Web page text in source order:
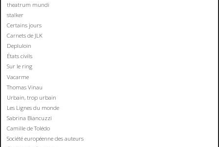
theatrum mundi
stalker
Certains jours
Carnets de JLK
Depluloin
États civils
Sur le ring
Vacarme
Thomas Vinau
Urbain, trop urbain
Les Lignes du monde
Sabrina Biancuzzi
Camille de Tolédo
Société européenne des auteurs